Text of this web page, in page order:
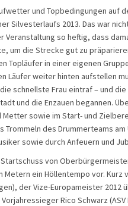
und Topbedingungen auf
Silvesterlaufs 2013. Das war
Veranstaltung so heftig, dass
um die Strecke gut zu
Topläufer in einer eigenen
Läufer weiter hinten aufstellen
schnellste Frau eintraf – und
und die Enzauen begannen.
Metter sowie im Start- und
Trommeln des Drummerteams
sowie durch Anfeuern und
von
Metern ein Höllentempo vor. Kurz
der Vize-Europameister
Rico Schwarz